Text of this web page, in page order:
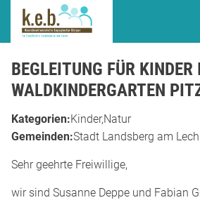
BEGLEITUNG FÜR KINDER
WALDKINDERGARTEN
Kategorien:KinderNatur
Gemeinden:Stadt Landsberg am Lech
Sehr geehrte Freiwillige,
wir sind Susanne Deppe und Fabian